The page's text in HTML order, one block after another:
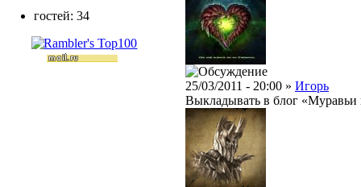
25/03/2011 - 20:00 » Игорь
Выкладывать в блог «Муравьи
гостей: 34